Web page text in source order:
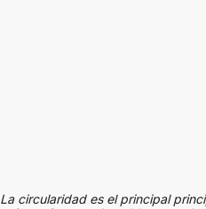
La circularidad es el principal